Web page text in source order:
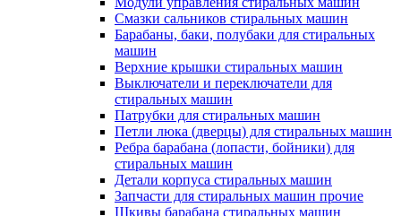
Смазки сальников стиральных машин
Барабаны, баки, полубаки для стиральных
машин
Верхние крышки стиральных машин
Выключатели и переключатели для
стиральных машин
Патрубки для стиральных машин
Петли люка (дверцы) для стиральных машин
Ребра барабана (лопасти, бойники) для
стиральных машин
Детали корпуса стиральных машин
Запчасти для стиральных машин прочие
Шкивы барабана стиральных машин